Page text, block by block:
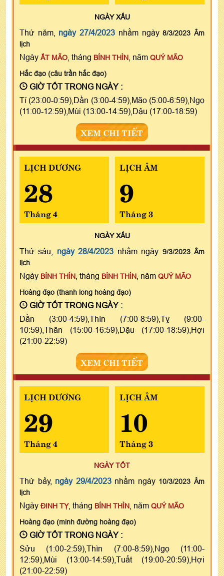
NGÀYXẤU
Thứ năm, ngày 27/4/2023 nhằm ngày8/3/2023 Âm
lịch
Ngày ẤT MÃO , tháng BÍNH THÌN , năm QUÝ MÃO
Hắc đạo (câu trần hắc đạo)
GIỜ TỐT TRONG NGÀY :
Tí (23:00-0:59),Dần (3:00-4:59),Mão (5:00-6:59),Ngọ
(11:00-12:59),Mùi (13:00-14:59),Dậu (17:00-18:59)
XEM CHI TIẾT
LỊCH DƯƠNG
28
Tháng 4
LỊCH ÂM
9
Tháng 3
NGÀYXẤU
Thứ sáu, ngày 28/4/2023 nhằm ngày 9/3/2023 Âm
lịch
Ngày BÍNH THÌN , tháng BÍNH THÌN , năm QUÝ MÃO
Hoàng đạo (thanh long hoàng đạo)
GIỜ TỐT TRONG NGÀY :
Dần (3:00-4:59),Thìn (7:00-8:59),Tỵ (9:00-
10:59),Thân (15:00-16:59),Dậu (17:00-18:59),Hợi
(21:00-22:59)
XEM CHI TIẾT
LỊCH DƯƠNG
29
Tháng 4
LỊCH ÂM
10
Tháng 3
NGÀY TỐT
Thứ bảy, ngày 29/4/2023nhằm ngày 10/3/2023 Âm
lịch
Ngày ĐINH TỴ, tháng BÍNH THÌN , năm QUÝ MÃO
Hoàng đạo (minh đường hoàng đạo)
GIỜ TỐT TRONG NGÀY :
Sửu (1:00-2:59),Thìn (7:00-8:59),Ngọ (11:00-
12:59),Mùi (13:00-14:59),Tuất (19:00-20:59),Hợi
(21:00-22:59)